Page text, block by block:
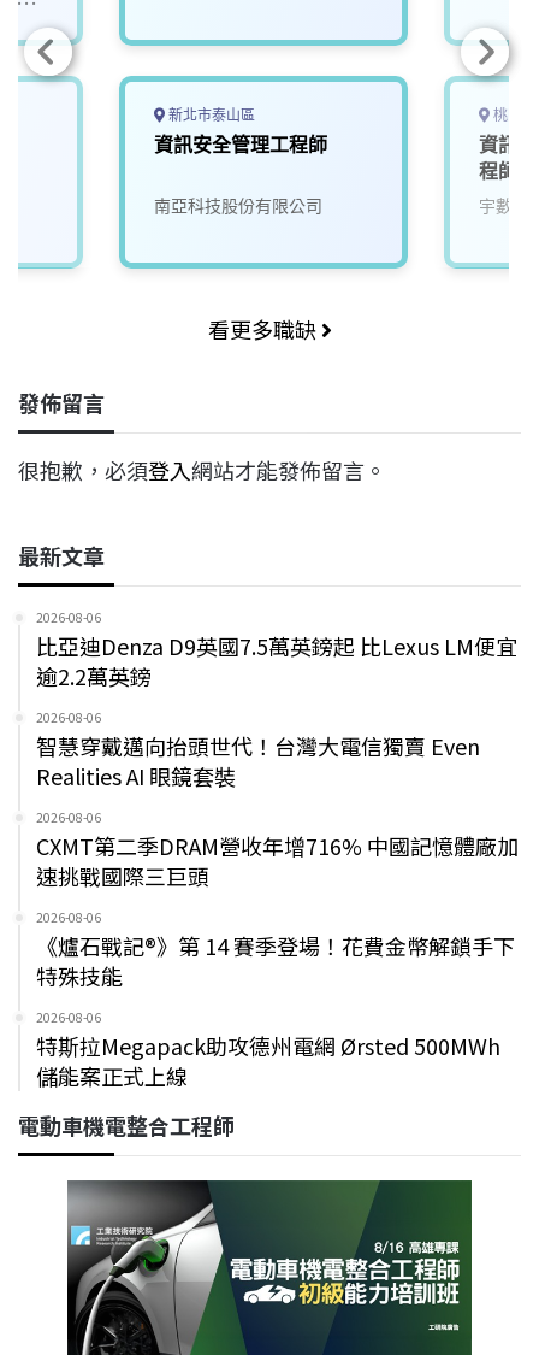
豐
新北市泰山區
資訊安全管理工程師
南亞科技股份有限公司
桃園
資訊
程師
宇數科
看更多職缺
發佈留言
很抱歉，必須登入網站才能發佈留言。
最新文章
2026-08-06
比亞迪Denza D9英國7.5萬英鎊起 比Lexus LM便宜
逾2.2萬英鎊
2026-08-06
智慧穿戴邁向抬頭世代！台灣大電信獨賣 Even
Realities AI 眼鏡套裝
2026-08-06
CXMT第二季DRAM營收年增716% 中國記憶體廠加
速挑戰國際三巨頭
2026-08-06
《爐石戰記®》第 14 賽季登場！花費金幣解鎖手下
特殊技能
2026-08-06
特斯拉Megapack助攻德州電網 Ørsted 500MWh
儲能案正式上線
電動車機電整合工程師